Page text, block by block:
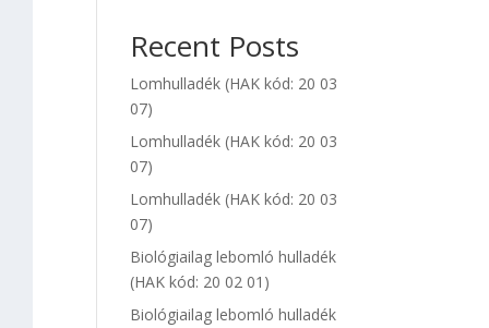
Recent Posts
Lomhulladék (HAK kód: 20 03
07)
Lomhulladék (HAK kód: 20 03
07)
Lomhulladék (HAK kód: 20 03
07)
Biológiailag lebomló hulladék
(HAK kód: 20 02 01)
Biológiailag lebomló hulladék